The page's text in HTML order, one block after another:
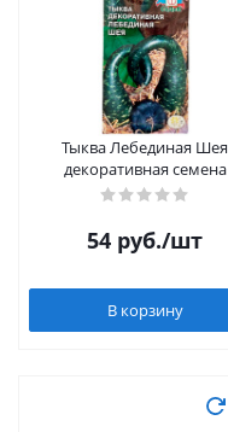
Тыква Лебединая Шея
декоративная семена
54 руб./шт
В корзину